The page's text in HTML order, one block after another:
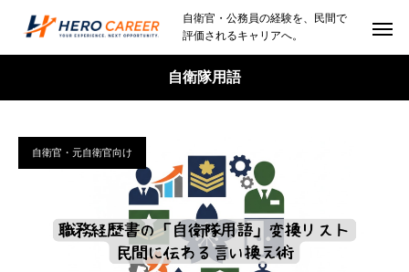
自衛官・公務員の経験を、民間で
評価されるキャリアへ。
自衛隊用語
自衛官・元自衛官向け